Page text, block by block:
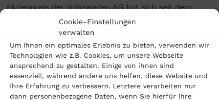
Cookie-Einstellungen
verwalten
Um Ihnen ein optimales Erlebnis zu bieten, verwenden wir
Technologien wie z.B. Cookies, um unsere Webseite
ansprechend zu gestalten. Einige von ihnen sind
essenziell, während andere uns helfen, diese Website und
Ihre Erfahrung zu verbessern. Letztere verarbeiten nur
dann personenbezogene Daten, wenn Sie hierfür Ihre
Aktienpreis der Volkswagen AG hat sich seit dem
Bekanntwerden des Skandals im Jahr 2015 etwa
halbiert (Stand März 2020).
In Deutschland hat VW sich bereit erklärt rund € 830
Millionen an Teilnehmer der Musterfeststellungsklage
zu zahlen. Betroffene Verbraucher haben bis zum 20.